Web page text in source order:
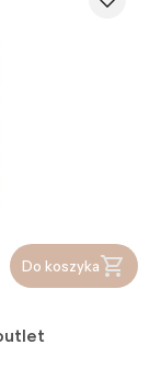
Do koszyka